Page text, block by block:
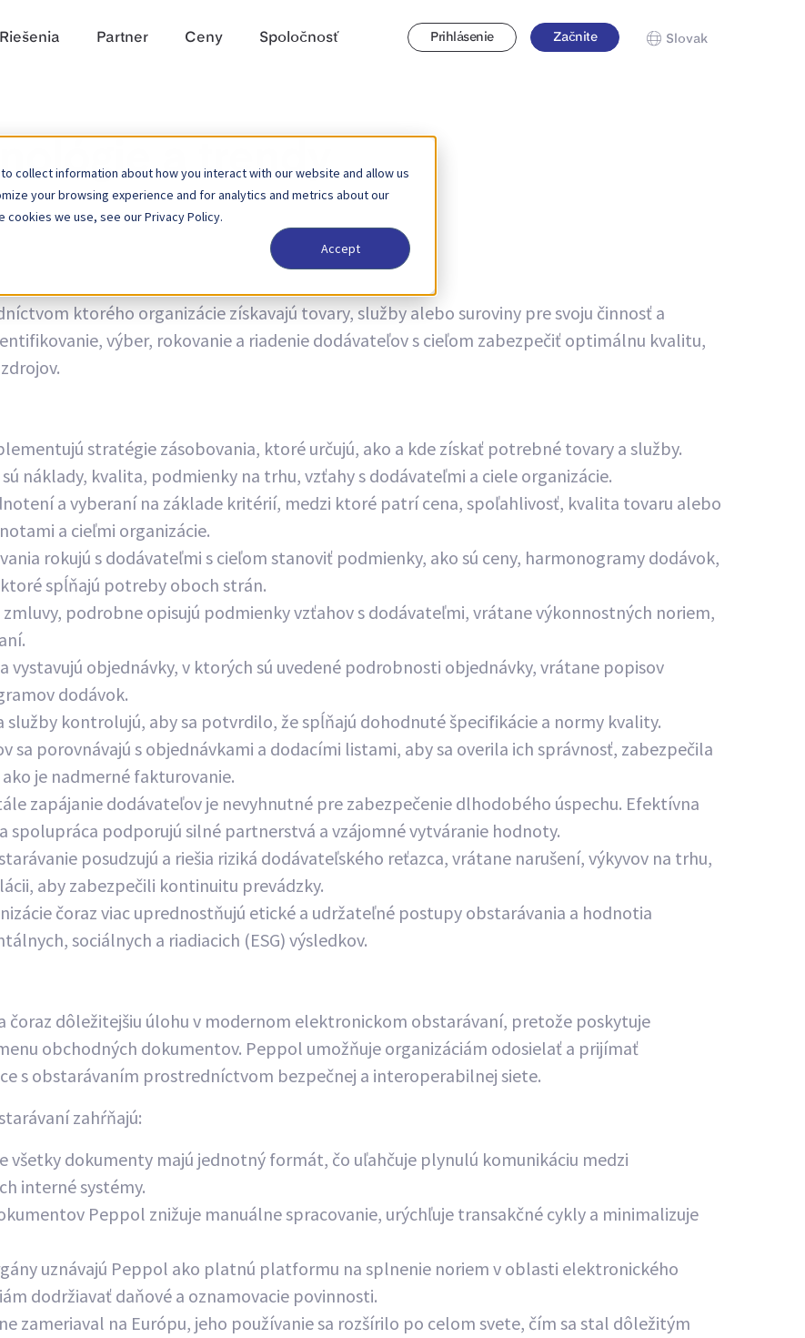
collect information about how you interact with our website and allow us
your browsing experience and for analytics and metrics about our
we use, see our Privacy Policy.
Accept
Riešenia Partner Ceny Spoločnosť Prihlásenie Začnite Slovak
a trendy
ktorého organizácie získavajú tovary, služby alebo suroviny pre svoju činnosť a
výber, rokovanie a riadenie dodávateľov s cieľom zabezpečiť optimálnu kvalitu,
stratégie zásobovania, ktoré určujú, ako a kde získať potrebné tovary a služby.
náklady, kvalita, podmienky na trhu, vzťahy s dodávateľmi a ciele organizácie.
a vyberaní na základe kritérií, medzi ktoré patrí cena, spoľahlivosť, kvalita tovaru alebo
a cieľmi organizácie.
rokujú s dodávateľmi s cieľom stanoviť podmienky, ako sú ceny, harmonogramy dodávok,
spĺňajú potreby oboch strán.
podrobne opisujú podmienky vzťahov s dodávateľmi, vrátane výkonnostných noriem,
vystavujú objednávky, v ktorých sú uvedené podrobnosti objednávky, vrátane popisov
dodávok.
služby kontrolujú, aby sa potvrdilo, že spĺňajú dohodnuté špecifikácie a normy kvality.
sa porovnávajú s objednávkami a dodacími listami, aby sa overila ich správnosť, zabezpečila
je nadmerné fakturovanie.
zapájanie dodávateľov je nevyhnutné pre zabezpečenie dlhodobého úspechu. Efektívna
spolupráca podporujú silné partnerstvá a vzájomné vytváranie hodnoty.
posudzujú a riešia riziká dodávateľského reťazca, vrátane narušení, výkyvov na trhu,
aby zabezpečili kontinuitu prevádzky.
čoraz viac uprednostňujú etické a udržateľné postupy obstarávania a hodnotia
sociálnych a riadiacich (ESG) výsledkov.
čoraz dôležitejšiu úlohu v modernom elektronickom obstarávaní, pretože poskytuje
obchodných dokumentov. Peppol umožňuje organizáciám odosielať a prijímať
s obstarávaním prostredníctvom bezpečnej a interoperabilnej siete.
zahŕňajú:
všetky dokumenty majú jednotný formát, čo uľahčuje plynulú komunikáciu medzi
interné systémy.
Peppol znižuje manuálne spracovanie, urýchľuje transakčné cykly a minimalizuje
uznávajú Peppol ako platnú platformu na splnenie noriem v oblasti elektronického
dodržiavať daňové a oznamovacie povinnosti.
zameriaval na Európu, jeho používanie sa rozšírilo po celom svete, čím sa stal dôležitým